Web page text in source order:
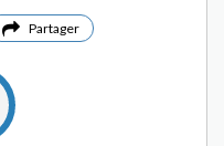
Partager